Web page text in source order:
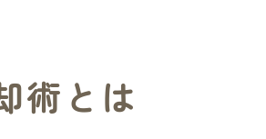
術とは